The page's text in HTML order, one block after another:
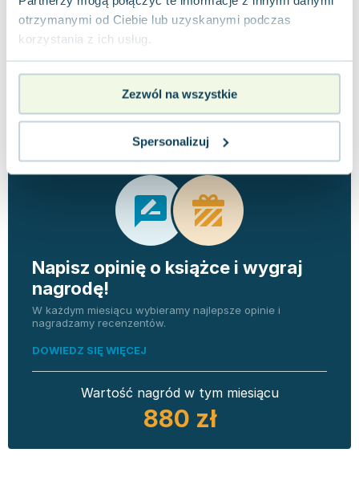
otrzymanymi od Ciebie lub uzyskanymi podczas
korzystania z ich usług.
Zezwól na wszystkie
Spersonalizuj
użytkowników
0.0 recenzji
Napisz opinię o książce i wygraj
nagrodę!
W każdym miesiącu wybieramy najlepsze opinie i
nagradzamy recenzentów.
DOWIEDZ SIĘ WIĘCEJ
Wartość nagród w tym miesiącu
880 zł